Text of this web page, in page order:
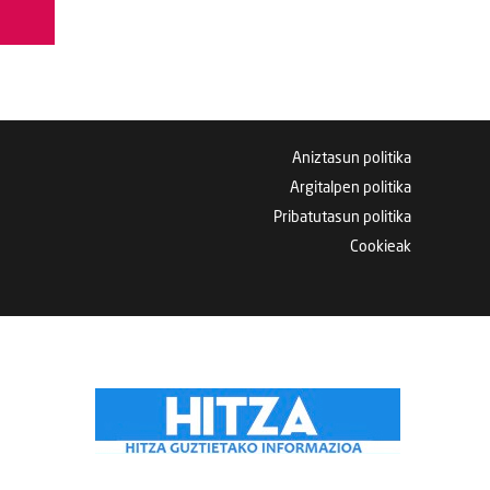
Aniztasun politika
Argitalpen politika
Pribatutasun politika
Cookieak